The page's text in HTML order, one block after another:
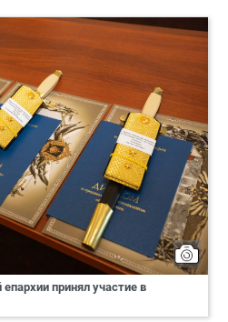
принял участие в